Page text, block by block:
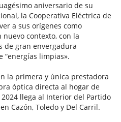
aniversario de su
la Cooperativa Eléctrica de
a sus orígenes como
contexto, con la
de gran envergadura
“energías limpias».
la primera y única prestadora
óptica directa al hogar de
llega al Interior del Partido
Cazón, Toledo y Del Carril.